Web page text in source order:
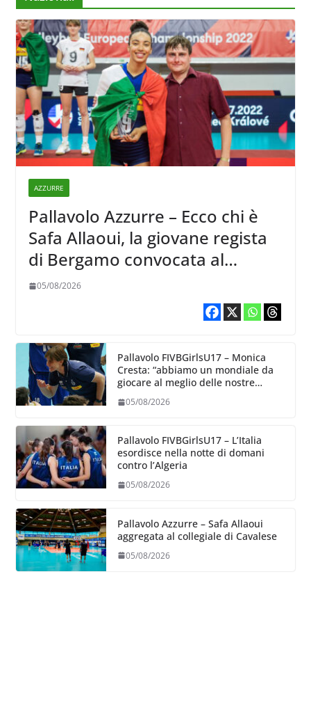
AZZURRE
Pallavolo Azzurre – Ecco chi è
Safa Allaoui, la giovane regista
di Bergamo convocata al
collegiale di Cavalese
05/08/2026
Pallavolo FIVBGirlsU17 – Monica
Cresta: “abbiamo un mondiale da
giocare al meglio delle nostre
05/08/2026
Pallavolo FIVBGirlsU17 – L’Italia
esordisce nella notte di domani
contro l’Algeria
05/08/2026
Pallavolo Azzurre – Safa Allaoui
aggregata al collegiale di Cavalese
05/08/2026